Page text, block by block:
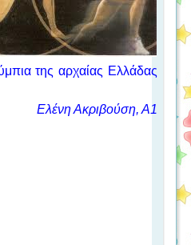
της αρχαίας Ελλάδας
Ελένη Ακριβούση, Α1